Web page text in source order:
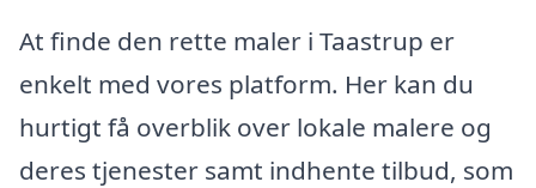
At finde den rette maler i Taastrup er
enkelt med vores platform. Her kan du
hurtigt få overblik over lokale malere og
deres tjenester samt indhente tilbud, som